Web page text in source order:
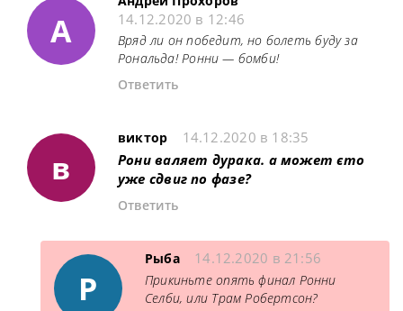
А 14.12.2020 в 12:46
Вряд ли он победит, но болеть буду за
Рональда! Ронни — бомби!
Ответить
в
виктор
14.12.2020 в 18:35
Рони валяет дурака. а может єто
уже сдвиг по фазе?
Ответить
Р
Рыба 14.12.2020 в 21:56
Прикиньте опять финал Ронни
Селби, или Трам Робертсон?